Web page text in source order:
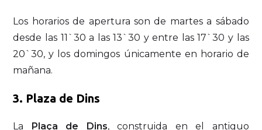
Los horarios de apertura son de martes a sábado
desde las 11`30 a las 13`30 y entre las 17`30 y las
20`30, y los domingos únicamente en horario de
mañana.
3. Plaza de Dins
La Plaça de Dins, construida en el antiguo